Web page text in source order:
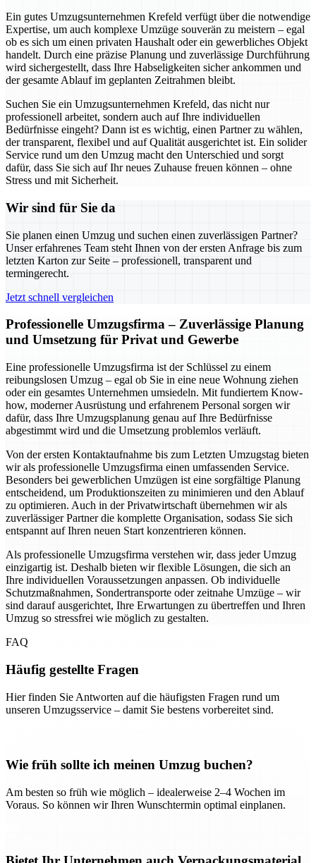
Ein gutes Umzugsunternehmen Krefeld verfügt über die notwendige
Expertise, um auch komplexe Umzüge souverän zu meistern – egal
ob es sich um einen privaten Haushalt oder ein gewerbliches Objekt
handelt. Durch eine präzise Planung und zuverlässige Durchführung
wird sichergestellt, dass Ihre Habseligkeiten sicher ankommen und
der gesamte Ablauf im geplanten Zeitrahmen bleibt.
Suchen Sie ein Umzugsunternehmen Krefeld, das nicht nur
professionell arbeitet, sondern auch auf Ihre individuellen
Bedürfnisse eingeht? Dann ist es wichtig, einen Partner zu wählen,
der transparent, flexibel und auf Qualität ausgerichtet ist. Ein solider
Service rund um den Umzug macht den Unterschied und sorgt
dafür, dass Sie sich auf Ihr neues Zuhause freuen können – ohne
Stress und mit Sicherheit.
Wir sind für Sie da
Sie planen einen Umzug und suchen einen zuverlässigen Partner?
Unser erfahrenes Team steht Ihnen von der ersten Anfrage bis zum
letzten Karton zur Seite – professionell, transparent und
termingerecht.
Jetzt schnell vergleichen
Professionelle Umzugsfirma – Zuverlässige Planung
und Umsetzung für Privat und Gewerbe
Eine professionelle Umzugsfirma ist der Schlüssel zu einem
reibungslosen Umzug – egal ob Sie in eine neue Wohnung ziehen
oder ein gesamtes Unternehmen umsiedeln. Mit fundiertem Know-
how, moderner Ausrüstung und erfahrenem Personal sorgen wir
dafür, dass Ihre Umzugsplanung genau auf Ihre Bedürfnisse
abgestimmt wird und die Umsetzung problemlos verläuft.
Von der ersten Kontaktaufnahme bis zum Letzten Umzugstag bieten
wir als professionelle Umzugsfirma einen umfassenden Service.
Besonders bei gewerblichen Umzügen ist eine sorgfältige Planung
entscheidend, um Produktionszeiten zu minimieren und den Ablauf
zu optimieren. Auch in der Privatwirtschaft übernehmen wir als
zuverlässiger Partner die komplette Organisation, sodass Sie sich
entspannt auf Ihren neuen Start konzentrieren können.
Als professionelle Umzugsfirma verstehen wir, dass jeder Umzug
einzigartig ist. Deshalb bieten wir flexible Lösungen, die sich an
Ihre individuellen Voraussetzungen anpassen. Ob individuelle
Schutzmaßnahmen, Sondertransporte oder zeitnahe Umzüge – wir
sind darauf ausgerichtet, Ihre Erwartungen zu übertreffen und Ihren
Umzug so stressfrei wie möglich zu gestalten.
FAQ
Häufig gestellte Fragen
Hier finden Sie Antworten auf die häufigsten Fragen rund um
unseren Umzugsservice – damit Sie bestens vorbereitet sind.
Wie früh sollte ich meinen Umzug buchen?
Am besten so früh wie möglich – idealerweise 2–4 Wochen im
Voraus. So können wir Ihren Wunschtermin optimal einplanen.